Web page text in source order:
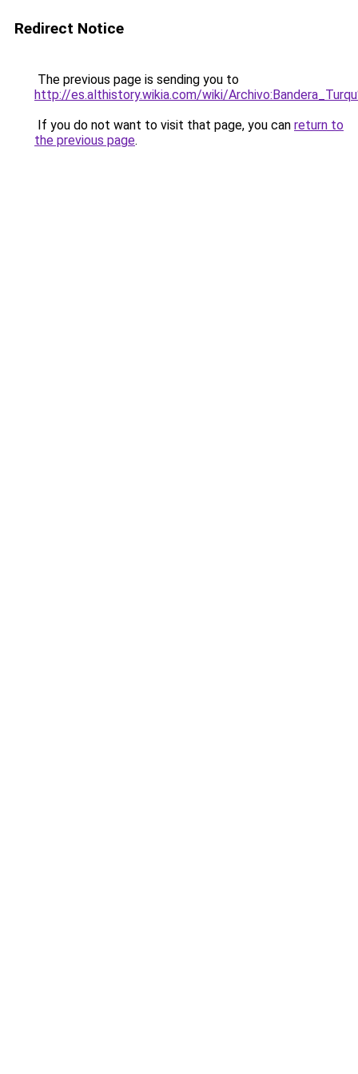
Redirect Notice
The previous page is sending you to
http://es.althistory.wikia.com/wiki/
If you do not want to visit that page, you can return to
the previous page.